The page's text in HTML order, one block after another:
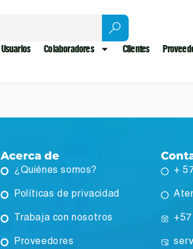
Usuarios Colaboradores Clientes
Acerca de
¿Quiénes somos?
Políticas de privacidad
Trabaja con nosotros
Proveedores
+